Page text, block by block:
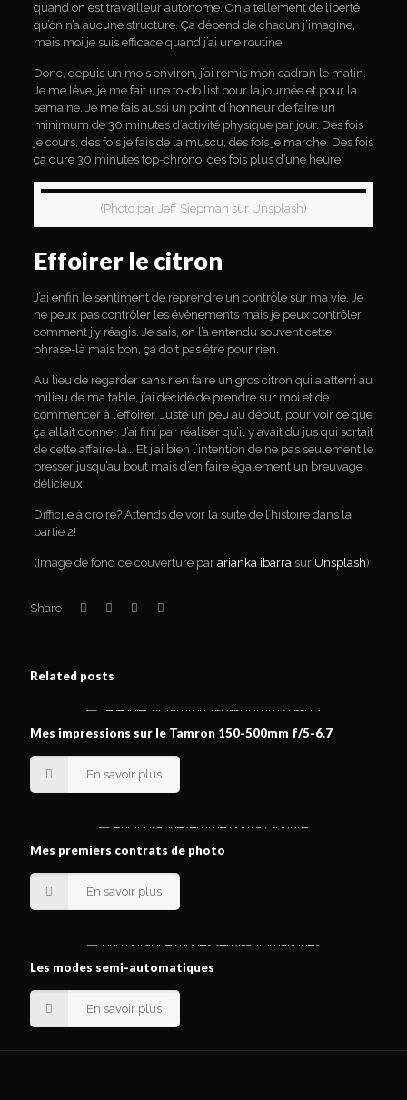
quand on est travailleur autonome. On a tellement de liberté
qu’on n’a aucune structure. Ça dépend de chacun j’imagine,
mais moi je suis efficace quand j’ai une routine.
Donc, depuis un mois environ, j’ai remis mon cadran le matin.
Je me lève, je me fait une to-do list pour la journée et pour la
semaine. Je me fais aussi un point d’honneur de faire un
minimum de 30 minutes d’activité physique par jour. Des fois
je cours, des fois je fais de la muscu, des fois je marche. Des fois
ça dure 30 minutes top-chrono, des fois plus d’une heure.
(Photo par Jeff Siepman sur Unsplash)
Effoirer le citron
J’ai enfin le sentiment de reprendre un contrôle sur ma vie. Je
ne peux pas contrôler les évènements mais je peux contrôler
comment j’y réagis. Je sais, on l’a entendu souvent cette
phrase-là mais bon, ça doit pas être pour rien.
Au lieu de regarder sans rien faire un gros citron qui a atterri au
milieu de ma table, j’ai décidé de prendre sur moi et de
commencer à l’effoirer. Juste un peu au début, pour voir ce que
ça allait donner. J’ai fini par réaliser qu’il y avait du jus qui sortait
de cette affaire-là… Et j’ai bien l’intention de ne pas seulement le
presser jusqu’au bout mais d’en faire également un breuvage
délicieux.
Difficile à croire? Attends de voir la suite de l’histoire dans la
partie 2!
(Image de fond de couverture par arianka ibarrasur Unsplash)
Share
Related posts
Mes impressions sur le Tamron 150-500mm f/5-6.7
En savoir plus
Mes premiers contrats de photo
En savoir plus
Les modes semi-automatiques
En savoir plus